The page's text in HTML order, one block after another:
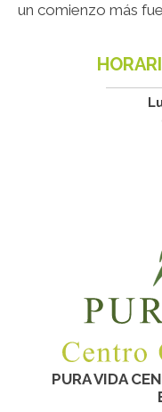
un comienzo más
PURA VIDA